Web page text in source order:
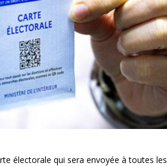
électorale qui sera envoyée à toutes les